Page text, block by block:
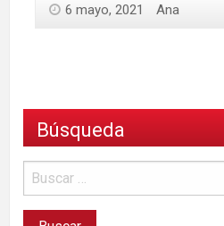
6 mayo, 2021 Ana
Búsqueda